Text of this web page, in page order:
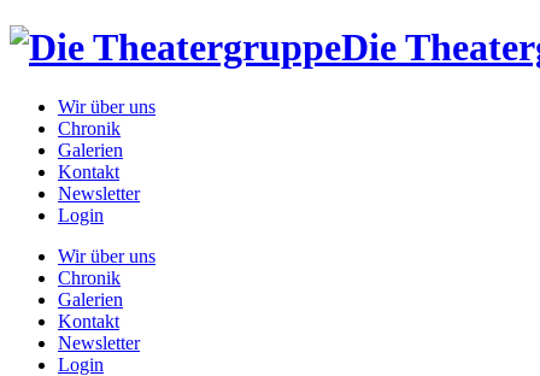
Die
Wir über uns
Chronik
Galerien
Kontakt
Newsletter
Login
Wir über uns
Chronik
Galerien
Kontakt
Newsletter
Login